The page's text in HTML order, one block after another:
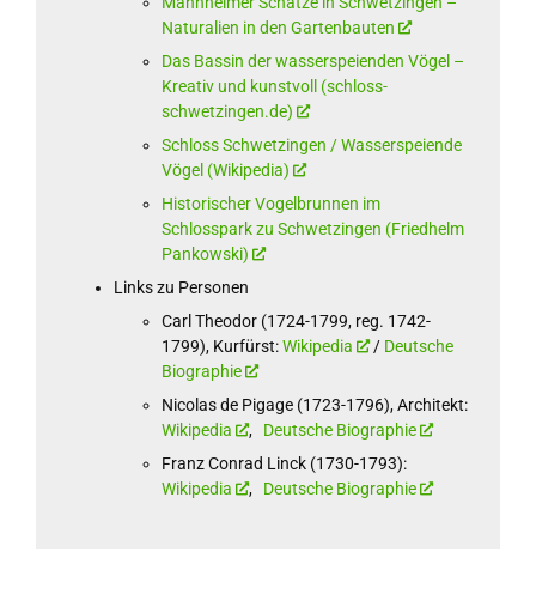
Naturalien in den Gartenbauten
Das Bassin der wasserspeienden Vögel –
Kreativ und kunstvoll (schloss-
schwetzingen.de)
Schloss Schwetzingen / Wasserspeiende
Vögel (Wikipedia)
Historischer Vogelbrunnen im
Schlosspark zu Schwetzingen (Friedhelm
Pankowski)
Links zu Personen
Carl Theodor (1724-1799, reg. 1742-
1799), Kurfürst:Wikipedia / Deutsche
Biographie
Nicolas de Pigage (1723-1796), Architekt:
Wikipedia
, Deutsche Biographie
Franz Conrad Linck (1730-1793):
Wikipedia
, Deutsche Biographie